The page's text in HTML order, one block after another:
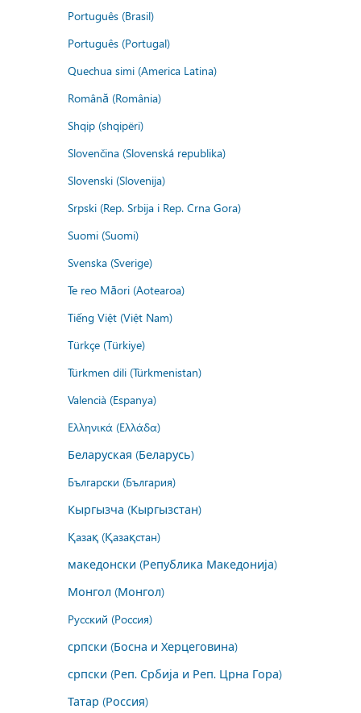
Português (Brasil)
Português (Portugal)
Quechua simi (America Latina)
Română (România)
Shqip (shqipëri)
Slovenčina (Slovenská republika)
Slovenski (Slovenija)
Srpski (Rep. Srbija i Rep. Crna Gora)
Suomi (Suomi)
Svenska (Sverige)
Te reo Māori (Aotearoa)
Tiếng Việt (Việt Nam)
Türkçe (Türkiye)
Türkmen dili (Türkmenistan)
Valencià (Espanya)
Ελληνικά (Ελλάδα)
Беларуская (Беларусь)
Български (България)
Кыргызча (Кыргызстан)
Қазақ (Қазақстан)
македонски (Република Македонија)
Монгол (Монгол)
Русский (Россия)
српски (Босна и Херцеговина)
српски (Реп. Србија и Реп. Црна Гора)
Татар (Россия)